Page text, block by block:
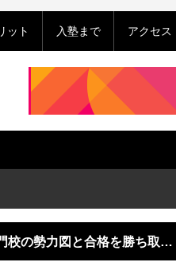
ット 入塾まで アクセス
校の勢力図と合格を勝ち取る